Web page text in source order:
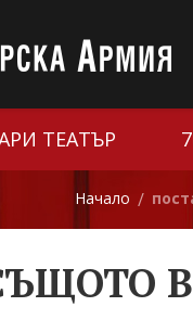
ТЕАТЪР
Начало /